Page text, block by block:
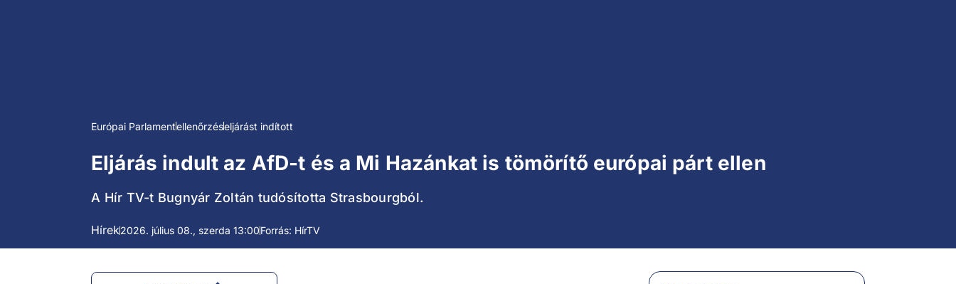
Európai Parlamentellenőrzéseljárást indított
Eljárás indult az AfD-t és a Mi Hazánkat is tömörítő európai párt ellen
A Hír TV-t Bugnyár Zoltán tudósította Strasbourgból.
Hírek2026. július 08., szerda 13:00Forrás: HírTV